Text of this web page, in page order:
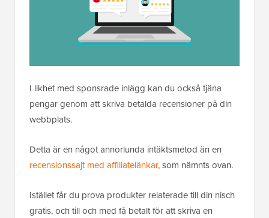
I likhet med sponsrade inlägg kan du också tjäna
pengar genom att skriva betalda recensioner på din
webbplats.
Detta är en något annorlunda intäktsmetod än en
recensionssajt med affiliatelänkar, som nämnts ovan.
Istället får du prova produkter relaterade till din nisch
gratis, och till och med få betalt för att skriva en